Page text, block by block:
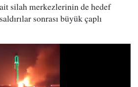
silah merkezlerinin de hedef
sonrası büyük çaplı